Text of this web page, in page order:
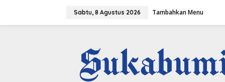
Sabtu, 8 Agustus 2026 Tambahkan Menu